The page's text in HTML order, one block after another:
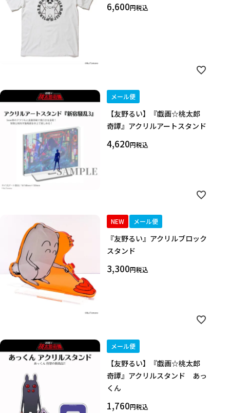
6,600 税込
メール便
【友野るい】『戯画☆桃太郎
奇譚』アクリルアートスタンド
4,620 税込
NEW メール便
『友野るい』アクリルブロック
スタンド
3,300 税込
メール便
【友野るい】『戯画☆桃太郎
奇譚』アクリルスタンド あっ
くん
1,760 税込